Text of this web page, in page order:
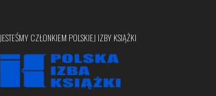
JESTEŚMY CZŁONKIEM POLSKIEJ IZBY KSIĄŻKI